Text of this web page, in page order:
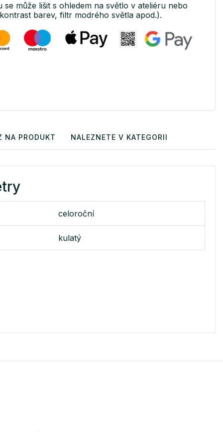
může lišit s ohledem na světlo v ateliéru nebo
barev, filtr modrého světla apod.).
NA PRODUKT NALEZNETE V KATEGORII
celoroční
kulatý